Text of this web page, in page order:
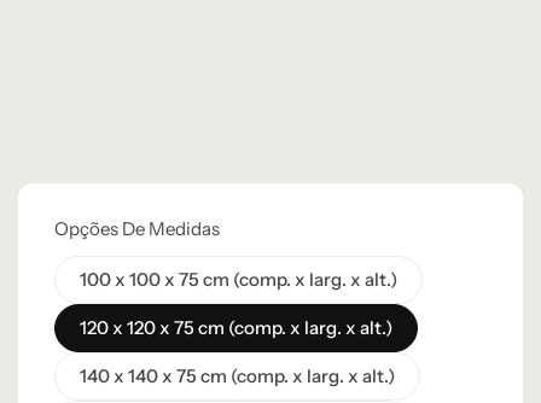
Opções De Medidas
100 x 100 x 75 cm (comp. x larg. x alt.)
120 x 120 x 75 cm (comp. x larg. x alt.)
140 x 140 x 75 cm (comp. x larg. x alt.)